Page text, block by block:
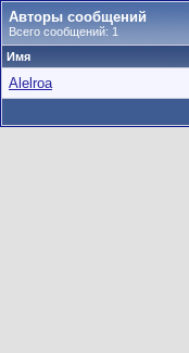
Авторы сообщений
Всего сообщений: 1
Имя
Alelroa